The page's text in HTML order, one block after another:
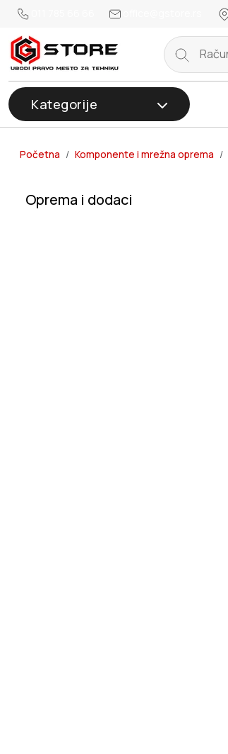
Kategorije
Početna Komponente i mrežna oprema
Oprema i dodaci